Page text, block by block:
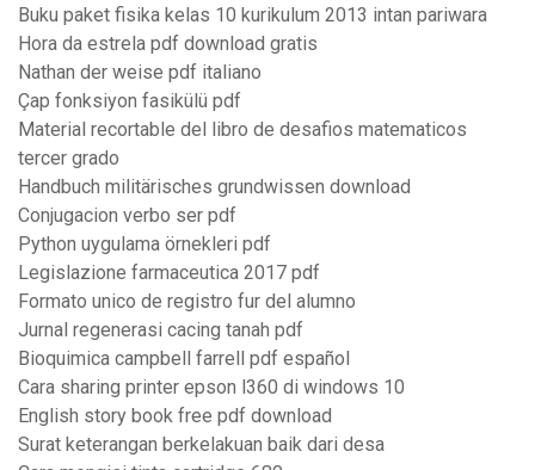
Buku paket fisika kelas 10 kurikulum 2013 intan pariwara
Hora da estrela pdf download gratis
Nathan der weise pdf italiano
Çap fonksiyon fasikülü pdf
Material recortable del libro de desafios matematicos
tercer grado
Handbuch militärisches grundwissen download
Conjugacion verbo ser pdf
Python uygulama örnekleri pdf
Legislazione farmaceutica 2017 pdf
Formato unico de registro fur del alumno
Jurnal regenerasi cacing tanah pdf
Bioquimica campbell farrell pdf español
Cara sharing printer epson l360 di windows 10
English story book free pdf download
Surat keterangan berkelakuan baik dari desa